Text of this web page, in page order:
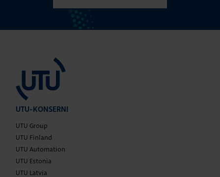
UTU-KONSERNI
UTU Group
UTU Finland
UTU Automation
UTU Estonia
UTU Latvia